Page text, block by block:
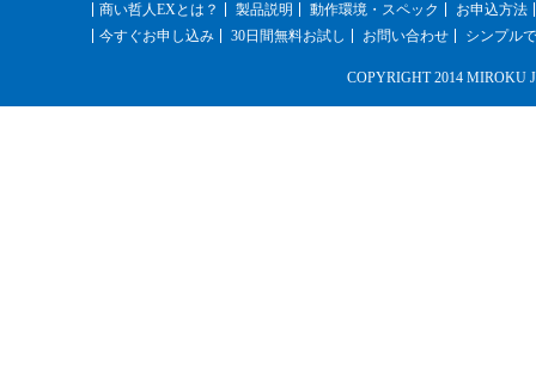
商い哲人EXとは？
製品説明 動作環境・スペック
お申込方法
今すぐお申し込み
30日間無料お試し お問い合わせ シンプル
COPYRIGHT 2014 MIROKU